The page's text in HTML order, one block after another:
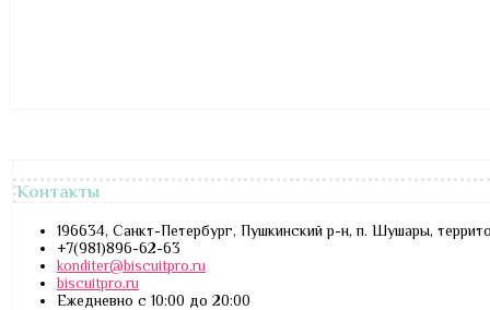
Контакты
196634, Санкт-Петербург, Пушкинский р-н, п. Шушары,
+7(981)896-62-63
konditer@biscuitpro.ru
biscuitpro.ru
Ежедневно с 10:00 до 20:00